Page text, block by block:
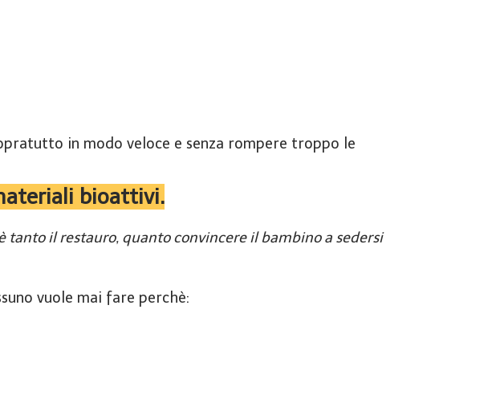
in modo veloce e senza rompere troppo le
bioattivi.
tanto il restauro, quanto convincere il bambino a sedersi
vuole mai fare perchè: